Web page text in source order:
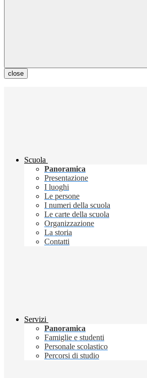
close
Scuola
Panoramica
Presentazione
I luoghi
Le persone
I numeri della scuola
Le carte della scuola
Organizzazione
La storia
Contatti
Servizi
Panoramica
Famiglie e studenti
Personale scolastico
Percorsi di studio